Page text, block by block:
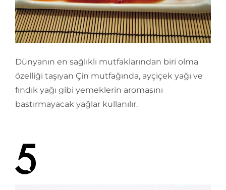
Dünyanın en sağlıklı mutfaklarından biri olma
özelliği taşıyan Çin mutfağında, ayçiçek yağı ve
fındık yağı gibi yemeklerin aromasını
bastırmayacak yağlar kullanılır.